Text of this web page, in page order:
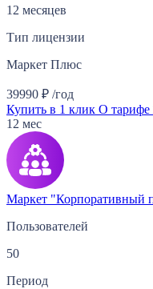
12 месяцев
Тип лицензии
Маркет Плюс
39990 ₽ /год
Купить в 1 клик О тарифе
12 мес
Маркет "Корпоративный
Пользователей
50
Период